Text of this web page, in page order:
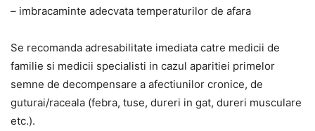
– imbracaminte adecvata temperaturilor de afara
Se recomanda adresabilitate imediata catre medicii de
familie si medicii specialisti in cazul aparitiei primelor
semne de decompensare a afectiunilor cronice, de
guturai/raceala (febra, tuse, dureri in gat, dureri musculare
etc.).